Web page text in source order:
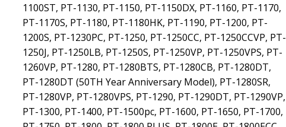
1100ST, PT-1130, PT-1150, PT-1150DX, PT-1160, PT-1170,
PT-1170S, PT-1180, PT-1180HK, PT-1190, PT-1200, PT-
1200S, PT-1230PC, PT-1250, PT-1250CC, PT-1250CCVP, PT-
1250J, PT-1250LB, PT-1250S, PT-1250VP, PT-1250VPS, PT-
1260VP, PT-1280, PT-1280BTS, PT-1280CB, PT-1280DT,
PT-1280DT (50TH Year Anniversary Model), PT-1280SR,
PT-1280VP, PT-1280VPS, PT-1290, PT-1290DT, PT-1290VP,
PT-1300, PT-1400, PT-1500pc, PT-1600, PT-1650, PT-1700,